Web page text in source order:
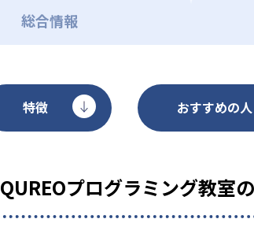
総合情報
特徴 おすすめの人
QUREOプログラミング教室